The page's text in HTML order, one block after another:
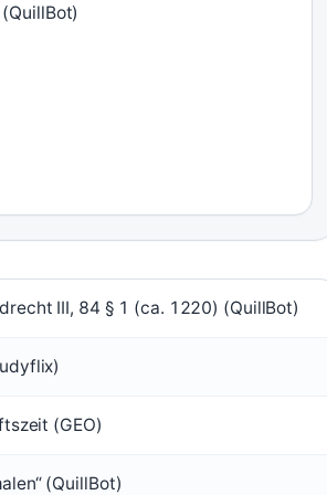
(QuillBot)
III, 84 § 1 (ca. 1220) (QuillBot)
(GEO)
(QuillBot)